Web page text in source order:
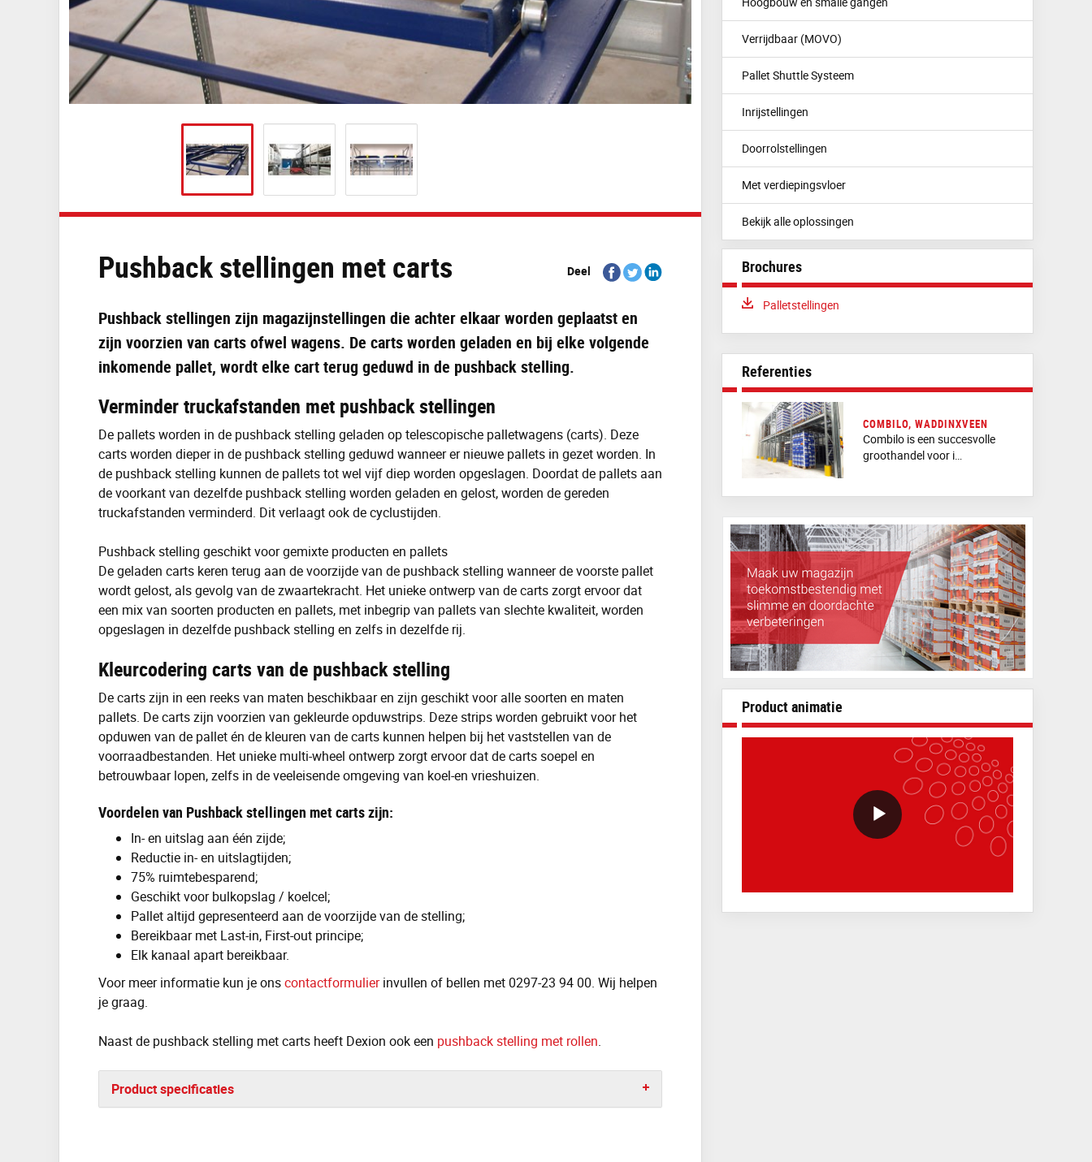
Pushback stellingen met carts Deel
ShareShareShare
Pushback stellingen zijn magazijnstellingen die achter elkaar worden geplaatst en
zijn voorzien van carts ofwel wagens. De carts worden geladen en bij elke volgende
inkomende pallet, wordt elke cart terug geduwd in de pushback stelling.
Verminder truckafstanden met pushback stellingen
De pallets worden in de pushback stelling geladen op telescopische palletwagens (carts). Deze
carts worden dieper in de pushback stelling geduwd wanneer er nieuwe pallets in gezet worden. In
de pushback stelling kunnen de pallets tot wel vijf diep worden opgeslagen. Doordat de pallets aan
de voorkant van dezelfde pushback stelling worden geladen en gelost, worden de gereden
truckafstanden verminderd. Dit verlaagt ook de cyclustijden.
Pushback stelling geschikt voor gemixte producten en pallets
De geladen carts keren terug aan de voorzijde van de pushback stelling wanneer de voorste pallet
wordt gelost, als gevolg van de zwaartekracht. Het unieke ontwerp van de carts zorgt ervoor dat
een mix van soorten producten en pallets, met inbegrip van pallets van slechte kwaliteit, worden
opgeslagen in dezelfde pushback stelling en zelfs in dezelfde rij.
Kleurcodering carts van de pushback stelling
De carts zijn in een reeks van maten beschikbaar en zijn geschikt voor alle soorten en maten
pallets. De carts zijn voorzien van gekleurde opduwstrips. Deze strips worden gebruikt voor het
opduwen van de pallet én de kleuren van de carts kunnen helpen bij het vaststellen van de
voorraadbestanden. Het unieke multi-wheel ontwerp zorgt ervoor dat de carts soepel en
betrouwbaar lopen, zelfs in de veeleisende omgeving van koel-en vrieshuizen.
Voordelen van Pushback stellingen met carts zijn:
In- en uitslag aan één zijde;
Reductie in- en uitslagtijden;
75% ruimtebesparend;
Geschikt voor bulkopslag / koelcel;
Pallet altijd gepresenteerd aan de voorzijde van de stelling;
Bereikbaar met Last-in, First-out principe;
Elk kanaal apart bereikbaar.
Voor meer informatie kun je onscontactformulierinvullen of bellen met 0297-23 94 00. Wij helpen
je graag.
Naast de pushback stelling met carts heeft Dexion ook een pushback stelling met rollen.
Product specificaties
Verrijdbaar (MOVO)
Pallet Shuttle Systeem
Inrijstellingen
Doorrolstellingen
Met verdiepingsvloer
Bekijk alle oplossingen
Brochures
Download:
Palletstellingen
Referenties
COMBILO, WADDINXVEEN
Combilo is een succesvolle
groothandel voor i…
Product animatie
VideoWithLightboxBlock